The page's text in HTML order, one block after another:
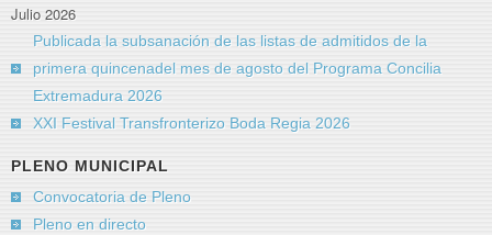
Julio 2026
Publicada la subsanación de las listas de admitidos de la
primera quincenadel mes de agosto del Programa Concilia
Extremadura 2026
XXI Festival Transfronterizo Boda Regia 2026
PLENO MUNICIPAL
Convocatoria de Pleno
Pleno en directo